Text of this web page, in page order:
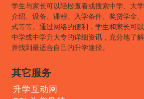
学生与家长可以轻松查看或搜索中学、大
介绍、设备、课程、入学条件、奖贷学金
式等等。通过网络的便利，学生和家长可
中学或中学升大专的详细资讯，充分地了
并找到最适合自己的升学途径。
其它服务
升学互动网